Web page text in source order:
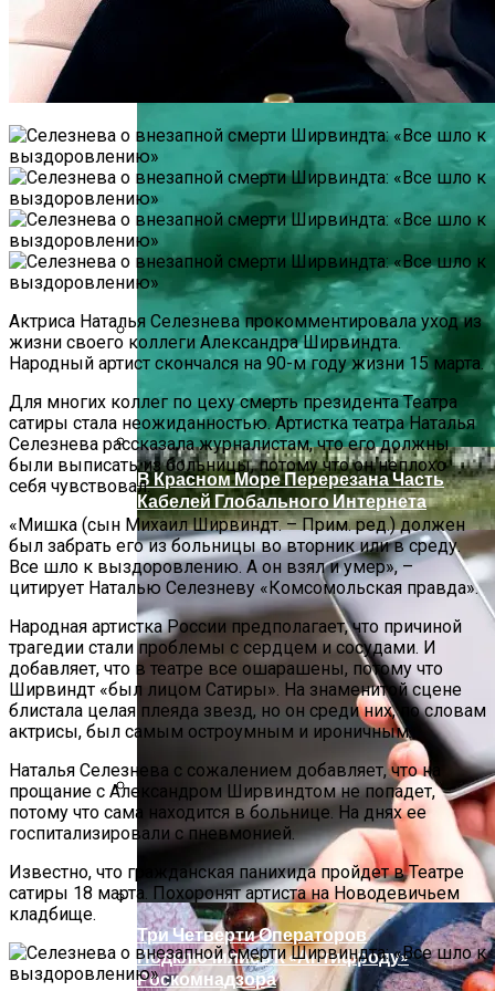
Как Купить Сотовый Поликарбонат В
Нижнем Новгороде
Палатка На Троих – Ваш Мобильный
Дом
В Ряде Стран Наблюдаются Сбои В
Работе Facebook И Instagram
В Красном Море Перерезана Часть
Кабелей Глобального Интернета
Три Четверти Операторов
Подключились К «Антифроду»
Роскомнадзора
Актриса Наталья Селезнева прокомментировала уход из
жизни своего коллеги Александра Ширвиндта.
Народный артист скончался на 90-м году жизни 15 марта.
Для многих коллег по цеху смерть президента Театра
сатиры стала неожиданностью. Артистка театра Наталья
Селезнева рассказала журналистам, что его должны
были выписать из больницы, потому что он неплохо
себя чувствовал.
«Мишка (сын Михаил Ширвиндт. – Прим. ред.) должен
был забрать его из больницы во вторник или в среду.
Все шло к выздоровлению. А он взял и умер», –
цитирует Наталью Селезневу «Комсомольская правда».
Народная артистка России предполагает, что причиной
трагедии стали проблемы с сердцем и сосудами. И
добавляет, что в театре все ошарашены, потому что
Ширвиндт «был лицом Сатиры». На знаменитой сцене
блистала целая плеяда звезд, но он среди них, по словам
актрисы, был самым остроумным и ироничным.
Наталья Селезнева с сожалением добавляет, что на
прощание с Александром Ширвиндтом не попадет,
потому что сама находится в больнице. На днях ее
госпитализировали с пневмонией.
Известно, что гражданская панихида пройдет в Театре
сатиры 18 марта. Похоронят артиста на Новодевичьем
кладбище.